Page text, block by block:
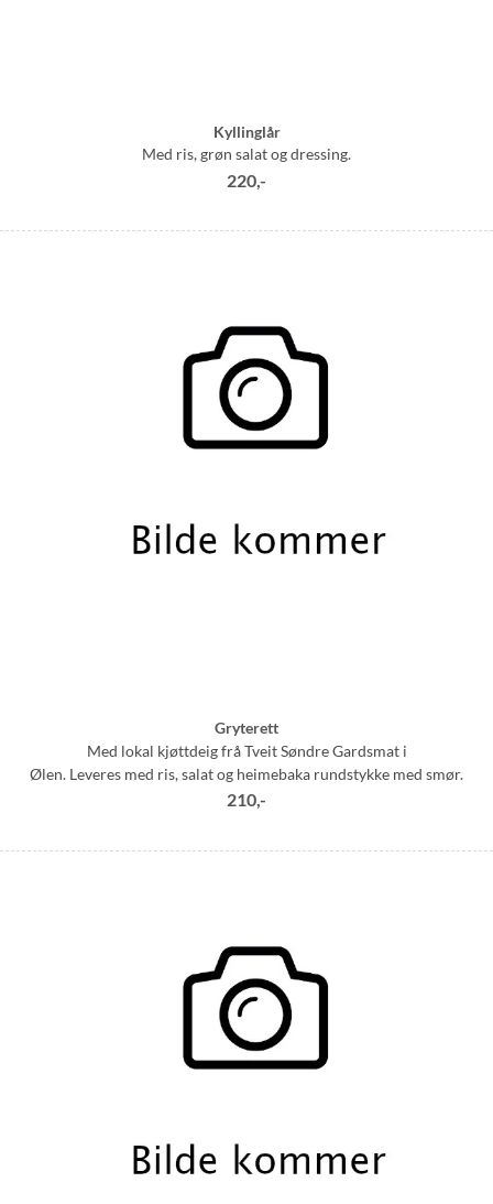
Kyllinglår
Med ris, grøn salat og dressing.
220,-
Gryterett
Med lokal kjøttdeig frå Tveit Søndre Gardsmat i
Ølen. Leveres med ris, salat og heimebaka rundstykke med smør.
210,-